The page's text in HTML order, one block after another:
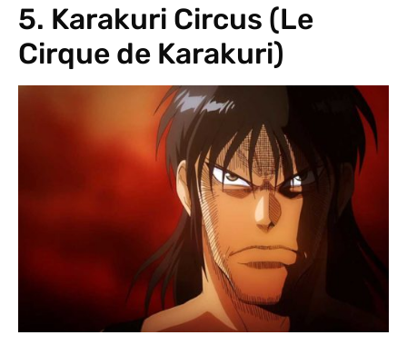
5. Karakuri Circus (Le
Cirque de Karakuri)